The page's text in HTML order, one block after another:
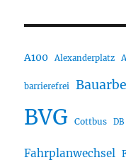
A100 Alexanderplatz
barrierefrei
BVG Cottbus DB
Fahrplanwechsel